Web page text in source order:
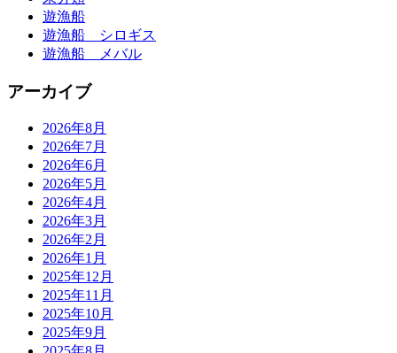
遊漁船
遊漁船 シロギス
遊漁船 メバル
アーカイブ
2026年8月
2026年7月
2026年6月
2026年5月
2026年4月
2026年3月
2026年2月
2026年1月
2025年12月
2025年11月
2025年10月
2025年9月